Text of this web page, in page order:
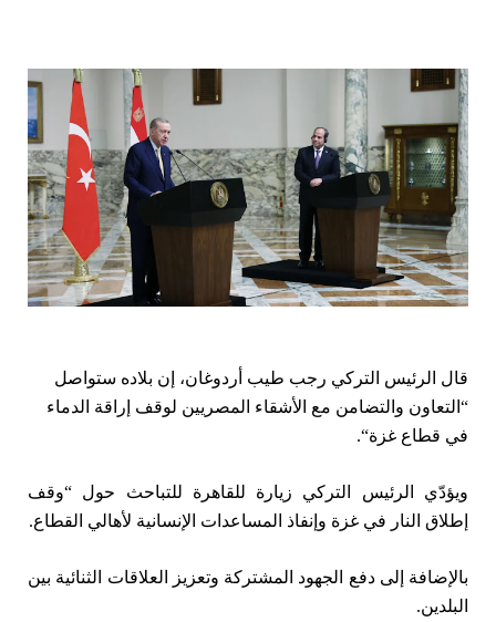
قال الرئيس التركي رجب طيب أردوغان، إن بلاده ستواصل
“التعاون والتضامن مع الأشقاء المصريين لوقف إراقة الدماء
في قطاع غزة“
.
ويؤدّي الرئيس التركي زيارة للقاهرة للتباحث حول “وقف
إطلاق النار في غزة وإنفاذ المساعدات الإنسانية لأهالي القطاع.
بالإضافة إلى دفع الجهود المشتركة وتعزيز العلاقات الثنائية بين
البلدين.